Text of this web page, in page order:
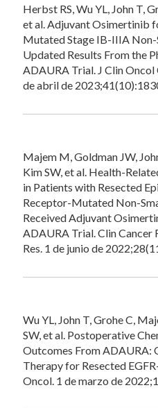
Herbst RS, Wu YL, John T,
et al. Adjuvant Osimertinib
Mutated Stage IB-IIIA Non-
Updated Results From the
ADAURA Trial. J Clin Oncol
de abril de
Majem M, Goldman JW,
Kim SW, et al. Health-
in Patients with Resected
Receptor-Mutated Non-
Received Adjuvant
ADAURA Trial. Clin Cancer
Res. 1 de junio de
Wu YL, John T, Grohe C,
SW, et al. Postoperative
Outcomes From ADAURA:
Therapy for Resected
Oncol. 1 de marzo de